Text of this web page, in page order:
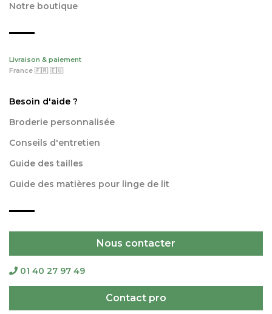
Notre boutique
Livraison & paiement
France 🇫🇷 🇪🇺
Besoin d'aide ?
Broderie personnalisée
Conseils d'entretien
Guide des tailles
Guide des matières pour linge de lit
Nous contacter
01 40 27 97 49
Contact pro